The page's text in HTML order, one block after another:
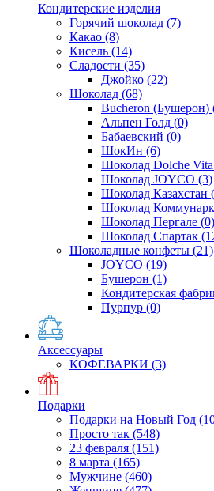
Кондитерские изделия
Горячий шоколад (7)
Какао (8)
Кисель (14)
Сладости (35)
Джойко (22)
Шоколад (68)
Bucheron (Бушерон)
Альпен Голд (0)
Бабаевский (0)
ШокИн (6)
Шоколад Dolche Vita
Шоколад JOYCO (3)
Шоколад Казахстан
Шоколад
Шоколад Пергале (0)
Шоколад Спартак
Шоколадные конфеты (21)
JOYCO (19)
Бушерон (1)
Кондитерская
Пурпур (0)
Аксессуары
КОФЕВАРКИ (3)
Подарки
Подарки на Новый Год
Просто так (548)
23 февраля (151)
8 марта (165)
Мужчине (460)